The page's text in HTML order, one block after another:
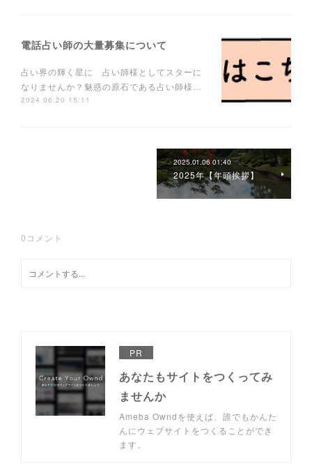
電話占い師の大量募集について
占い界の輝く星に 占い師様としてスターに
なりませんか？魅惑の原石である占い師様…
2024.06.20 15:11
2025.01.06 01:40
2025年【年頭挨拶】
0 コメント
PR
あなたもサイトをつくってみ
ませんか
Ameba Owndを使えば、誰でもかんた
んにウェブサイトをつくることができ
ます。